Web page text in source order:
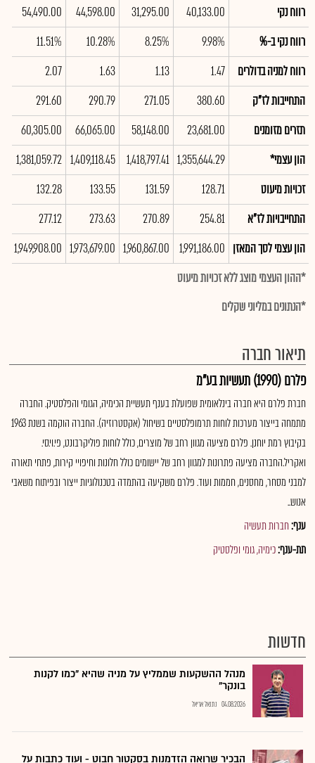
רווח נקי
40,133.00
31,295.00
44,598.00
54,490.00
רווח נקי ב-%
9.98%
8.25%
10.28%
11.51%
רווח למניה בדולרים
1.47
1.13
1.63
2.07
התחייבות לז"ק
380.60
271.05
290.79
291.60
תזרים מזומנים
23,681.00
58,148.00
66,065.00
60,305.00
הון עצמי*
1,355,644.29
1,418,797.41
1,409,118.45
1,381,059.72
זכויות מיעוט
128.71
131.59
133.55
132.28
התחייבויות לז"א
254.81
270.89
273.63
277.12
הון עצמי לסך המאזן 1,991,186.00
1,960,867.00
1,973,679.00
1,949,908.00
*ההון העצמי מוצג ללא זכויות מיעוט
*הנתונים במליוני שקלים
תיאור חברה
פלרם (1990) תעשיות בע"מ
חברת פלרם היא חברה בינלאומית שפועלת בענף תעשיית הכימיה, הגומי והפלסטיק. החברה
מתמחה בייצור מערכות לוחות תרמופלסטיים בשיחול (אקסטרוזיה). החברה הוקמה בשנת 1963
בקיבוץ רמת יוחנן. פלרם מציעה מגוון רחב של מוצרים, כולל לוחות פוליקרבונט, פי.וי.סי.
ואקריל.החברה מציעה פתרונות למגוון רחב של יישומים כולל חלונות וחיפויי קירות, פתחי תאורה
למבני מסחר, מחסנים, חממות ועוד. פלרם משקיעה בהתמדה בטכנולוגיות ייצור ובפיתוח משאבי
אנוש..
ענף:חברות תעשיה
תת-ענף:כימיה, גומי ופלסטיק
חדשות
מנהל ההשקעות שממליץ על מניה שהיא "כמו לקנות
בונקר"
04.08.2026 נתנאל אריאל
הבכיר שרואה הזדמנות בסקטור חבוט - ועוד כתבות על